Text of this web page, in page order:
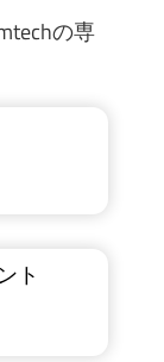
の専
ト